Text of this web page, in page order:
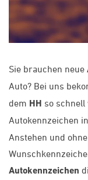
Sie brauchen neue
Auto? Bei uns
dem HH so schnell
Autokennzeichen in
Anstehen und
Autokennzeichen